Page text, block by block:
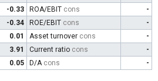
-0.33 ROA/EBIT cons
-
-0.34 ROE/EBIT cons
-
0.01 Asset turnover cons
-
3.91 Current ratio cons
-
0.05 D/A cons -